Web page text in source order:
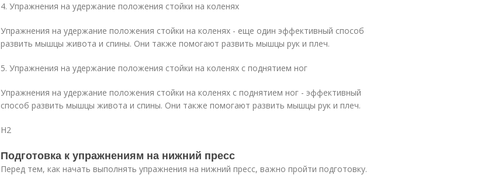
4. Упражнения на удержание положения стойки на коленях
Упражнения на удержание положения стойки на коленях - еще один эффективный способ
развить мышцы живота и спины. Они также помогают развить мышцы рук и плеч.
5. Упражнения на удержание положения стойки на коленях с поднятием ног
Упражнения на удержание положения стойки на коленях с поднятием ног - эффективный
способ развить мышцы живота и спины. Они также помогают развить мышцы рук и плеч.
H2
Подготовка к упражнениям на нижний пресс
Перед тем, как начать выполнять упражнения на нижний пресс, важно пройти подготовку.